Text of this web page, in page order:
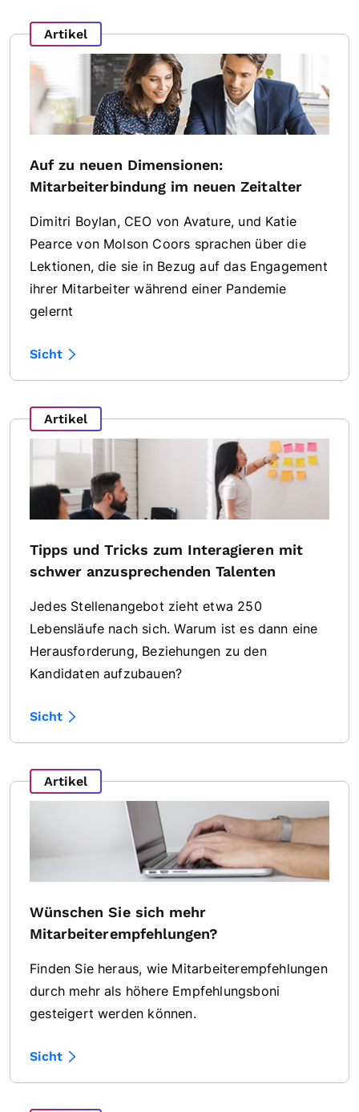
Artikel
Auf zu neuen Dimensionen:
Mitarbeiterbindung im neuen Zeitalter
Dimitri Boylan, CEO von Avature, und Katie
Pearce von Molson Coors sprachen über die
Lektionen, die sie in Bezug auf das Engagement
ihrer Mitarbeiter während einer Pandemie
gelernt
Sicht
Artikel
Tipps und Tricks zum Interagieren mit
schwer anzusprechenden Talenten
Jedes Stellenangebot zieht etwa 250
Lebensläufe nach sich. Warum ist es dann eine
Herausforderung, Beziehungen zu den
Kandidaten aufzubauen?
Sicht
Artikel
Wünschen Sie sich mehr
Mitarbeiterempfehlungen?
Finden Sie heraus, wie Mitarbeiterempfehlungen
durch mehr als höhere Empfehlungsboni
gesteigert werden können.
Sicht